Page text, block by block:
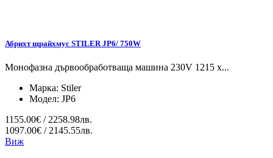
Абрихт щрайхмус STILER JP6/ 750W
Монофазна дървообработваща машина 230V 1215 x...
Марка: Stiler
Модел: JP6
1155.00€ / 2258.98лв.
1097.00€ / 2145.55лв.
Виж